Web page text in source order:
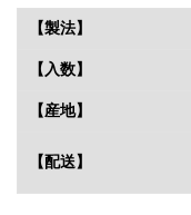
【製法】
【入数】
【産地】
【配送】